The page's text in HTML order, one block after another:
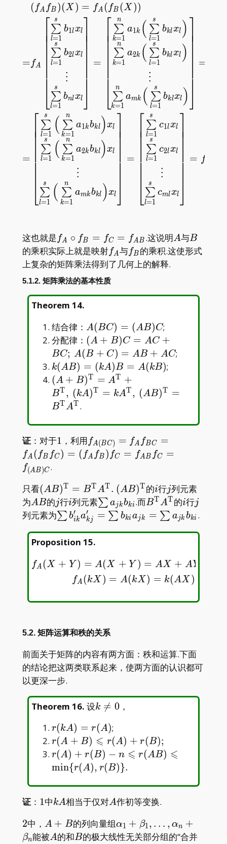
\begin{aligned}
=
=
( fA fB )(X ) = fA ( fB (X ))
fA
⎣
⎢⎢⎢⎢
⎢⎢⎢⎢⎡l=1
∑
s
b1lxl
l=1
∑
s
b2lxl
⋮
l=1
∑
s
bnlxl⎦⎥⎥⎥⎥
⎥⎥⎥⎥
⎤
=
⎣
⎢⎢⎢⎢
⎢⎢⎢⎢⎡ k=1
∑
n
a1k ( l=1
∑
s
bklxl )
k=1
∑
n
a2k ( l=1
∑
s
bklxl )
⋮
k=1
∑
n
amk ( l=1
∑
s
bklxl )⎦⎥⎥⎥⎥
⎥⎥⎥⎥
⎤
=
⎣
⎢⎢⎢⎢⎢⎢⎢⎢⎡ l=1
∑
s ( k=1
∑
n
a1kbkl)xl
l=1
∑
s ( k=1
∑
n
a2kbkl)xl
⋮
l=1
∑
s ( k=1
∑
n
amkbkl )xl⎦
⎥⎥⎥⎥⎥⎥⎥⎥
⎤
=
⎣
⎢⎢⎢⎢⎢⎢⎢⎢⎡ l=1
∑
s
c1lxl
l=1
∑
s
c2lxl
⋮
l=1
∑
s
cmlxl⎦
⎥⎥⎥⎥⎥⎥⎥⎥
⎤
= f
这也就是f_A\circ
f_B=f_C=f_{AB}
fA ∘ fB = fC = fAB .这说明A
A与B
B
的乘积实际上就是映射f_A
fA与f_B
fB 的乘积.这使形式
上复杂的矩阵乘法得到了几何上的解释.
5.1.2. 矩阵乘法的基本性质
Theorem 14.
结合律： A(BC)=
(AB)C
A(BC) = (AB)C;
分配律： (A+B)C=AC+BC;\,
A(B+C)=AB+AC
(A + B)C = AC +
BC; A(B + C) = AB + AC;
k(AB)=
(kA)B=A(kB)
k(AB) = (kA)B = A(kB);
(A + B)T = AT +
BT, (kA)T = kAT, (AB)T =
BTAT.
证：对于1
1 ，利用 fA(BC) = fA fBC =
fA ( fB fC ) = ( fA fB ) fC = fAB fC =
f(A B)C .
只看
(AB)^{\mathrm{T}}
(AB)T = BTAT. (AB)T 的i
i行j
j列元素
为AB
AB的jj行i
i列元素\sum
a_{jk}b_{ki}
∑ ajkbki .而BTAT的i
i行j
j
列元素为\sum
b^\prime_{ik}a^\prime_{kj}=\sum
b_{ki}a_{jk}=\sum a_{jk}b_{ki}
∑ bik
′ akj
′ = ∑ bki ajk = ∑ ajk bki .
Proposition 15.
\begin{gathered}
fA (X + Y ) = A (X + Y ) = A X + A Y
fA (kX ) = A(kX ) = k(AX )
5.2. 矩阵运算和秩的关系
前面关于矩阵的内容有两方面：秩和运算.下面
的结论把这两类联系起来，使两方面的认识都可
以更深一步.
Theorem 16. 设k\neq0
k 
= 0，
r(kA)=r(A)
r(kA) = r(A);
r(A+B)\leqslant
r(A)+r(B);
r(A + B) ⩽ r(A) + r(B);
r(A)+r(B)-
n\leqslant
{r(A),r(B)\}.
r(A) + r(B) − n ⩽ r(AB) ⩽
min{r(A), r(B) }.
证： 1
1中kA
kA相当于仅对A
A作初等变换.
2
2中， A+B
A + B的列向量组α1 + β1, … , αn +
βn能被A
A的和B
B的极大线性无关部分组的“合并